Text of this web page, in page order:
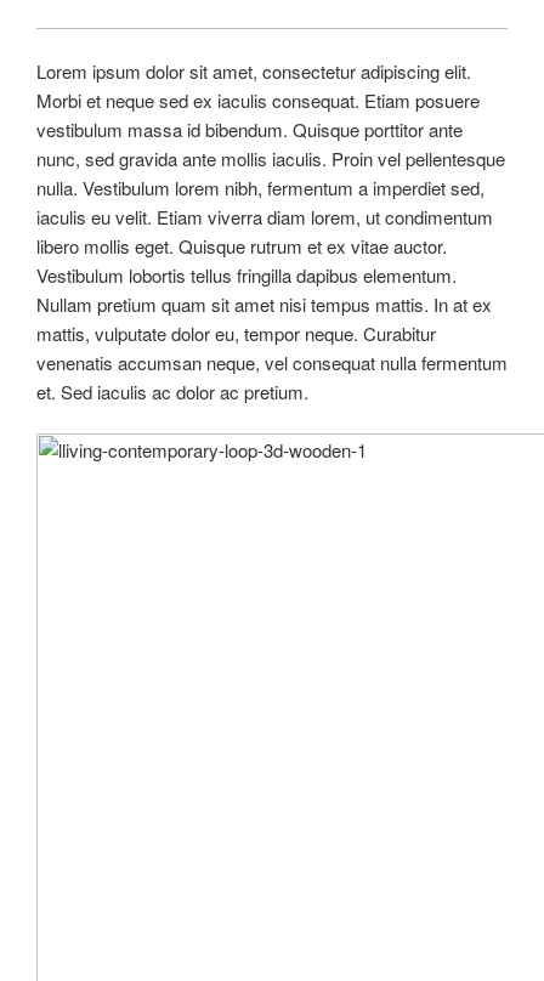
Lorem ipsum dolor sit amet, consectetur adipiscing elit.
Morbi et neque sed ex iaculis consequat. Etiam posuere
vestibulum massa id bibendum. Quisque porttitor ante
nunc, sed gravida ante mollis iaculis. Proin vel pellentesque
nulla. Vestibulum lorem nibh, fermentum a imperdiet sed,
iaculis eu velit. Etiam viverra diam lorem, ut condimentum
libero mollis eget. Quisque rutrum et ex vitae auctor.
Vestibulum lobortis tellus fringilla dapibus elementum.
Nullam pretium quam sit amet nisi tempus mattis. In at ex
mattis, vulputate dolor eu, tempor neque. Curabitur
venenatis accumsan neque, vel consequat nulla fermentum
et. Sed iaculis ac dolor ac pretium.